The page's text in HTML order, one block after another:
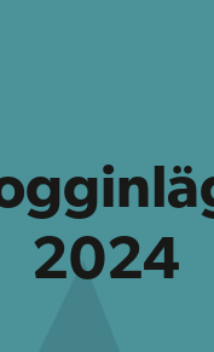
2024